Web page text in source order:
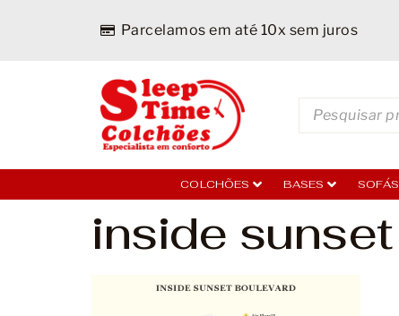
Parcelamos em até 10x sem juros
COLCHÕES BASES SOFÁS
inside sunset